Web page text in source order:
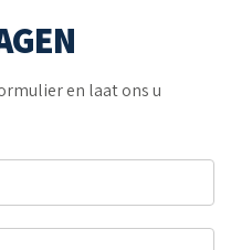
en laat ons u